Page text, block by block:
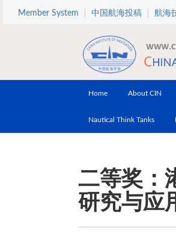
Skip to main content
Member System 中国航海投稿 航海
Home About CIN
Nautical Think Tanks
二等奖：
研究与应